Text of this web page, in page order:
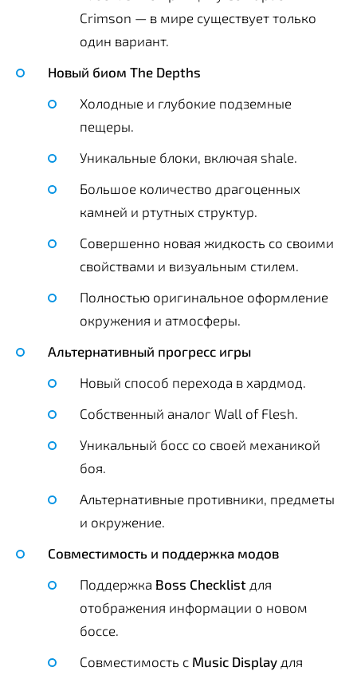
Crimson — в мире существует только
один вариант.
Новый биом The Depths
Холодные и глубокие подземные
пещеры.
Уникальные блоки, включая shale.
Большое количество драгоценных
камней и ртутных структур.
Совершенно новая жидкость со своими
свойствами и визуальным стилем.
Полностью оригинальное оформление
окружения и атмосферы.
Альтернативный прогресс игры
Новый способ перехода в хардмод.
Собственный аналог Wall of Flesh.
Уникальный босс со своей механикой
боя.
Альтернативные противники, предметы
и окружение.
Совместимость и поддержка модов
Поддержка Boss Checklist для
отображения информации о новом
боссе.
Совместимость с Music Display для